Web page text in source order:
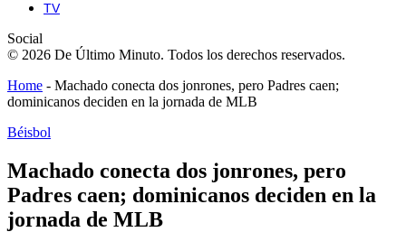
TV
Social
© 2026 De Último Minuto. Todos los derechos reservados.
Home - Machado conecta dos jonrones, pero Padres caen;
dominicanos deciden en la jornada de MLB
Béisbol
Machado conecta dos jonrones, pero
Padres caen; dominicanos deciden en la
jornada de MLB